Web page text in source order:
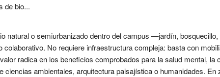
de bio...
natural o semiurbanizado dentro del campus —jardín,
colaborativo. No requiere infraestructura compleja: basta con
radica en los beneficios comprobados para la salud mental, la
ciencias ambientales, arquitectura paisajística o humanidades.